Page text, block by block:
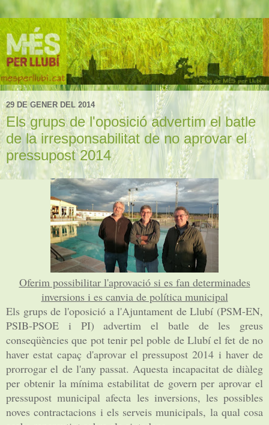
29 DE GENER DEL 2014
Els grups de l'oposició advertim el batle
de la irresponsabilitat de no aprovar el
pressupost 2014
Oferim possibilitar l'aprovació si es fan determinades
inversions i es canvia de política municipal
Els grups de l'oposició a l'Ajuntament de Llubí (PSM-EN,
PSIB-PSOE i PI) advertim el batle de les greus
conseqüències que pot tenir pel poble de Llubí el fet de no
haver estat capaç d'aprovar el pressupost 2014 i haver de
prorrogar el de l'any passat. Aquesta incapacitat de diàleg
per obtenir la mínima estabilitat de govern per aprovar el
pressupost municipal afecta les inversions, les possibles
noves contractacions i els serveis municipals, la qual cosa